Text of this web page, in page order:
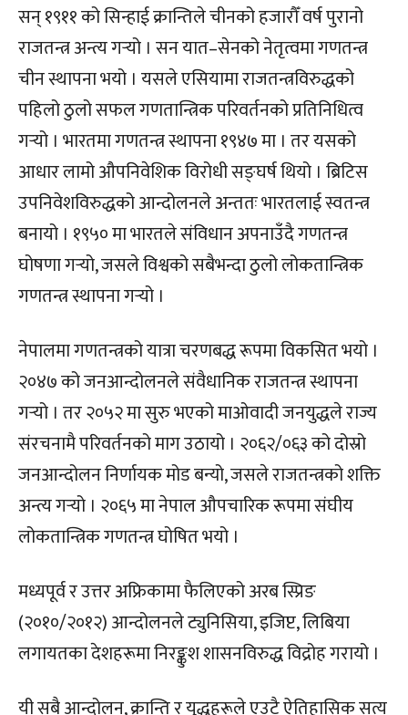
सन् १९११ को सिन्हाई क्रान्तिले चीनको हजारौँ वर्ष पुरानो
राजतन्त्र अन्त्य गर्‍यो । सन यात–सेनको नेतृत्वमा गणतन्त्र
चीन स्थापना भयो । यसले एसियामा राजतन्त्रविरुद्धको
पहिलो ठुलो सफल गणतान्त्रिक परिवर्तनको प्रतिनिधित्व
गर्‍यो । भारतमा गणतन्त्र स्थापना १९४७ मा । तर यसको
आधार लामो औपनिवेशिक विरोधी सङ्घर्ष थियो । ब्रिटिस
उपनिवेशविरुद्धको आन्दोलनले अन्ततः भारतलाई स्वतन्त्र
बनायो । १९५० मा भारतले संविधान अपनाउँदै गणतन्त्र
घोषणा गर्‍यो, जसले विश्वको सबैभन्दा ठुलो लोकतान्त्रिक
गणतन्त्र स्थापना गर्‍यो ।
नेपालमा गणतन्त्रको यात्रा चरणबद्ध रूपमा विकसित भयो ।
२०४७ को जनआन्दोलनले संवैधानिक राजतन्त्र स्थापना
गर्‍यो । तर २०५२ मा सुरु भएको माओवादी जनयुद्धले राज्य
संरचनामै परिवर्तनको माग उठायो । २०६२/०६३ को दोस्रो
जनआन्दोलन निर्णायक मोड बन्यो, जसले राजतन्त्रको शक्ति
अन्त्य गर्‍यो । २०६५ मा नेपाल औपचारिक रूपमा संघीय
लोकतान्त्रिक गणतन्त्र घोषित भयो ।
मध्यपूर्व र उत्तर अफ्रिकामा फैलिएको अरब स्प्रिङ
(२०१०/२०१२) आन्दोलनले ट्युनिसिया, इजिप्ट, लिबिया
लगायतका देशहरूमा निरङ्कुश शासनविरुद्ध विद्रोह गरायो ।
यी सबै आन्दोलन, क्रान्ति र युद्धहरूले एउटै ऐतिहासिक सत्य